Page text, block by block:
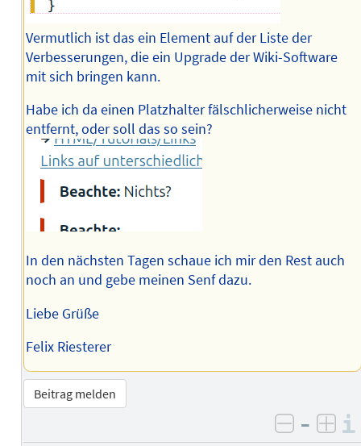
Vermutlich ist das ein Element auf der Liste der
Verbesserungen, die ein Upgrade der Wiki-Software
mit sich bringen kann.
Habe ich da einen Platzhalter fälschlicherweise nicht
entfernt, oder soll das so sein?
In den nächsten Tagen schaue ich mir den Rest auch
noch an und gebe meinen Senf dazu.
Liebe Grüße
Felix Riesterer
Beitrag melden
negativ
–